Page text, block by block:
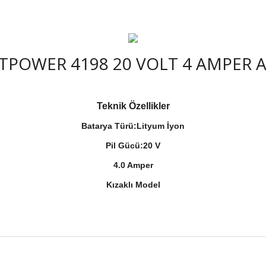
4198 20 VOLT 4 AMPER
Teknik Özellikler
Batarya Türü:Lityum İyon
Pil Gücü:20 V
4.0 Amper
Kızaklı Model